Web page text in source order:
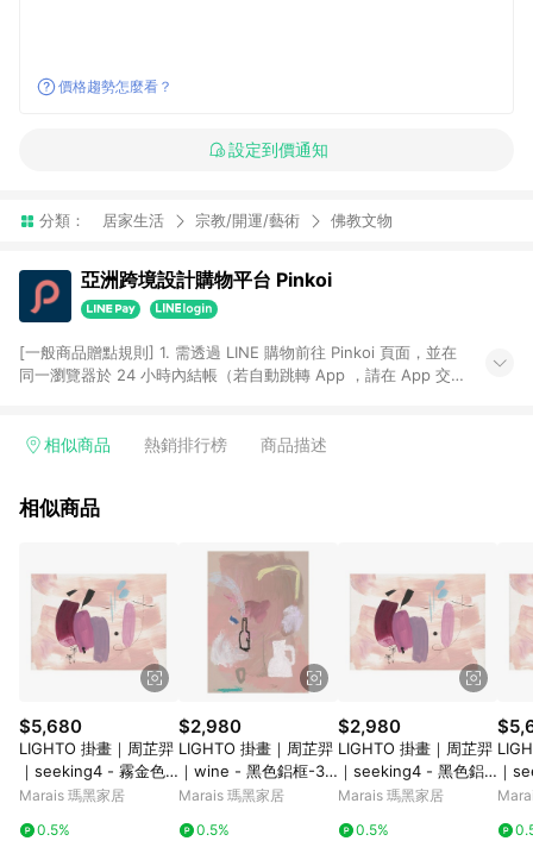
價格趨勢怎麼看？
設定到價通知
分類： 居家生活 宗教/開運/藝術 佛教文物
亞洲跨境設計購物平台 Pinkoi
[一般商品贈點規則] 1. 需透過 LINE 購物前往 Pinkoi 頁面，並在
同一瀏覽器於 24 小時內結帳（若自動跳轉 App ，請在 App 交
回饋訂單不得享有 Pinkoi 站方優惠，例如首購優惠，P coins，
行為，不具贈點資格，部分退款不在此限。 6. APP 請更新至
貨後 45 天後發送。 8. 群眾募資商品，禮物卡，開館保證金，補
運費，攤位費等不具贈點資格。 9. LINE 購物站上之商品規格、
顏色、價位、贈品如與 Pinkoi 商品資訊頁及購物車不符，以
Pinkoi 購物商品資訊頁及購物車標示為準。 10. 點數紅包使用規
則請以點數紅包活動說明為準。 11. 若於 LINE 購物前往 Pinkoi
頁面後才首次下載 Pinkoi APP 並完成訂單，不符合導購資格；承
上，首次下載 Pinkoi APP 後，需透過 LINE 購物前往 Pinkoi 頁
面，方享導購資格。
相似商品 熱銷排行榜 商品描述
相似商品
$5,680
LIGHTO 掛畫｜周芷羿
｜seeking4 - 霧金色
鋁框-50 x 70 cm
Marais 瑪黑家居
0.5%
$2,980
LIGHTO 掛畫｜周芷羿
｜wine - 黑色鋁框-30
x 42cm
Marais 瑪黑家居
0.5%
$2,980
LIGHTO 掛畫｜周芷羿
｜seeking4 - 黑色鋁
框-30 x 42cm
Marais 瑪黑家居
0.5%
｜
框-